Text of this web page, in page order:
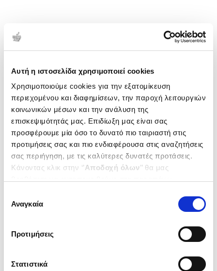
Αυτή η ιστοσελίδα χρησιμοποιεί cookies
Χρησιμοποιούμε cookies για την εξατομίκευση
περιεχομένου και διαφημίσεων, την παροχή λειτουργιών
κοινωνικών μέσων και την ανάλυση της
επισκεψιμότητάς μας. Επιδίωξη μας είναι σας
προσφέρουμε μία όσο το δυνατό πιο ταιριαστή στις
προτιμήσεις σας και πιο ενδιαφέρουσα στις αναζητήσεις
σας περιήγηση, με τις καλύτερες δυνατές προτάσεις.
Κάνοντας κλικ στην ‘’Αποδοχή όλων’’ θα μας
ενδιαφέρουν και να επιλέξετε από τα παρακάτω με την
΄΄και να ενημερωθείτε σχετικά με
συγκατάθεσης
Αναγκαία
Προτιμήσεις
Στατιστικά